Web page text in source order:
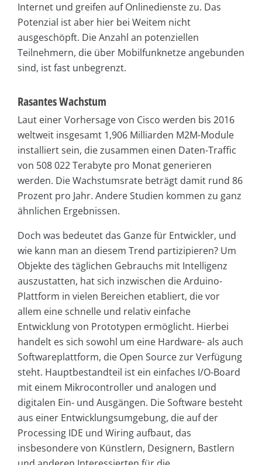
Internet und greifen auf Onlinedienste zu. Das
Potenzial ist aber hier bei Weitem nicht
ausgeschöpft. Die Anzahl an potenziellen
Teilnehmern, die über Mobilfunknetze angebunden
sind, ist fast unbegrenzt.
Rasantes Wachstum
Laut einer Vorhersage von Cisco werden bis 2016
weltweit insgesamt 1,906 Milliarden M2M-Module
installiert sein, die zusammen einen Daten-Traffic
von 508 022 Terabyte pro Monat generieren
werden. Die Wachstumsrate beträgt damit rund 86
Prozent pro Jahr. Andere Studien kommen zu ganz
ähnlichen Ergebnissen.
Doch was bedeutet das Ganze für Entwickler, und
wie kann man an diesem Trend partizipieren? Um
Objekte des täglichen Gebrauchs mit Intelligenz
auszustatten, hat sich inzwischen die Arduino-
Plattform in vielen Bereichen etabliert, die vor
allem eine schnelle und relativ einfache
Entwicklung von Prototypen ermöglicht. Hierbei
handelt es sich sowohl um eine Hardware- als auch
Softwareplattform, die Open Source zur Verfügung
steht. Hauptbestandteil ist ein einfaches I/O-Board
mit einem Mikrocontroller und analogen und
digitalen Ein- und Ausgängen. Die Software besteht
aus einer Entwicklungsumgebung, die auf der
Processing IDE und Wiring aufbaut, das
insbesondere von Künstlern, Designern, Bastlern